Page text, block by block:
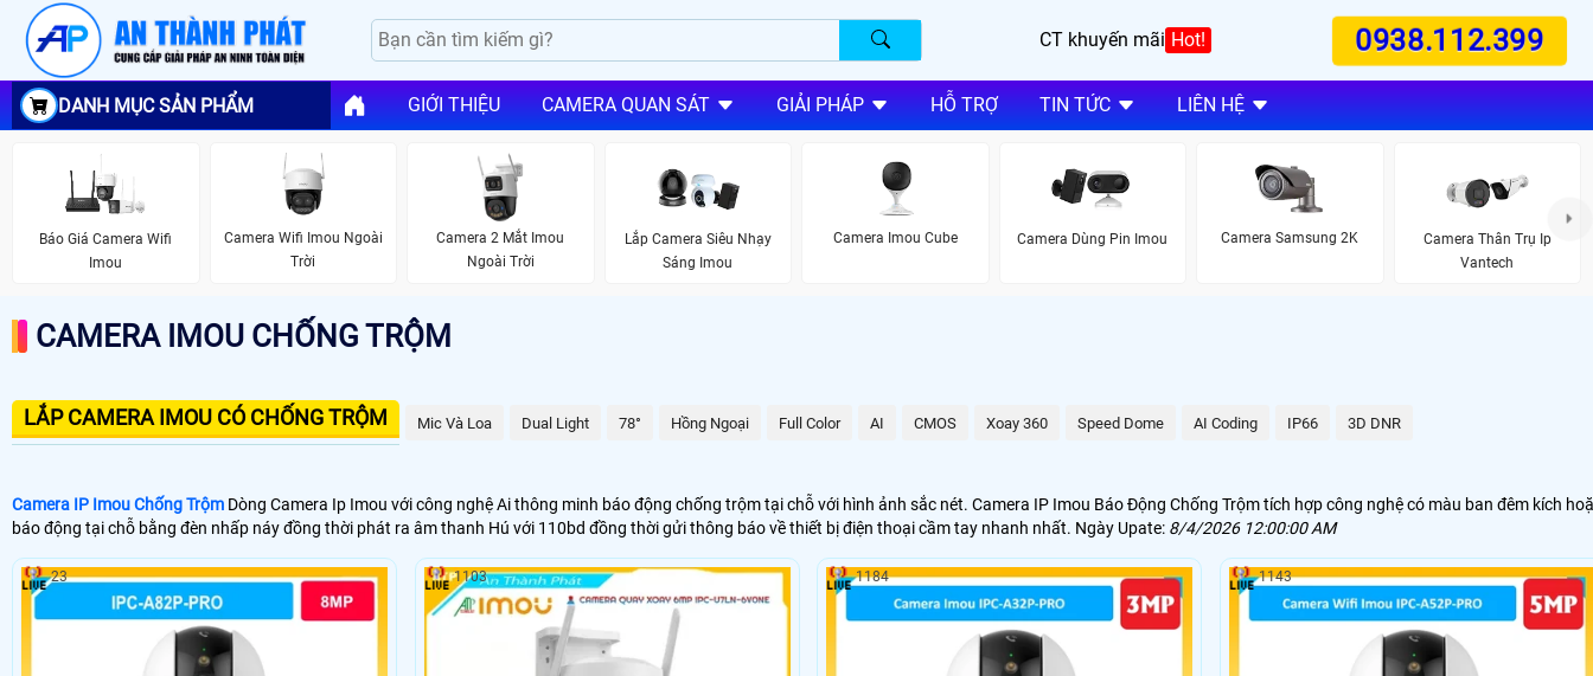
CT khuyến mãi Hot! 0938.112.399
DANH MỤC SẢN PHẨM GIỚI THIỆU CAMERA QUAN SÁT GIẢI PHÁP HỖ TRỢ TIN TỨC LIÊN HỆ
Báo Giá Camera Wifi
Imou
Camera Wifi Imou Ngoài
Trời
Camera 2 Mắt Imou
Ngoài Trời
Lắp Camera Siêu Nhạy
Sáng Imou
Camera Imou Cube Camera Dùng Pin Imou Camera Samsung 2K
Camera Thân Trụ Ip
Vantech
CAMERA IMOU CHỐNG TRỘM
LẮP CAMERA IMOU CÓ CHỐNG TRỘM Mic Và Loa Dual Light 78° Hồng Ngoại Full Color AI CMOS Xoay 360 Speed Dome AI Coding IP66 3D DNR
Camera IP Imou Chống Trộm Dòng Camera Ip Imou với công nghệ Ai thông minh báo động chống trộm tại chỗ với hình ảnh sắc nét. Camera IP Imou Báo Động Chống Trộm tích hợp công nghệ có màu ban đêm kích
báo động tại chỗ bằng đèn nhấp náy đồng thời phát ra âm thanh Hú với 110bd đồng thời gửi thông báo về thiết bị điện thoại cầm tay nhanh nhất. Ngày Upate: 8/4/2026 12:00:00 AM
23 1103 1184 1143